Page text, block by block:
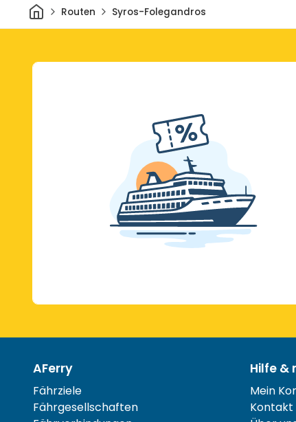
HeimRouten Syros-Folegandros
AFerry
Fährziele
Fährgesellschaften
Hilfe
Mein
Kontakt